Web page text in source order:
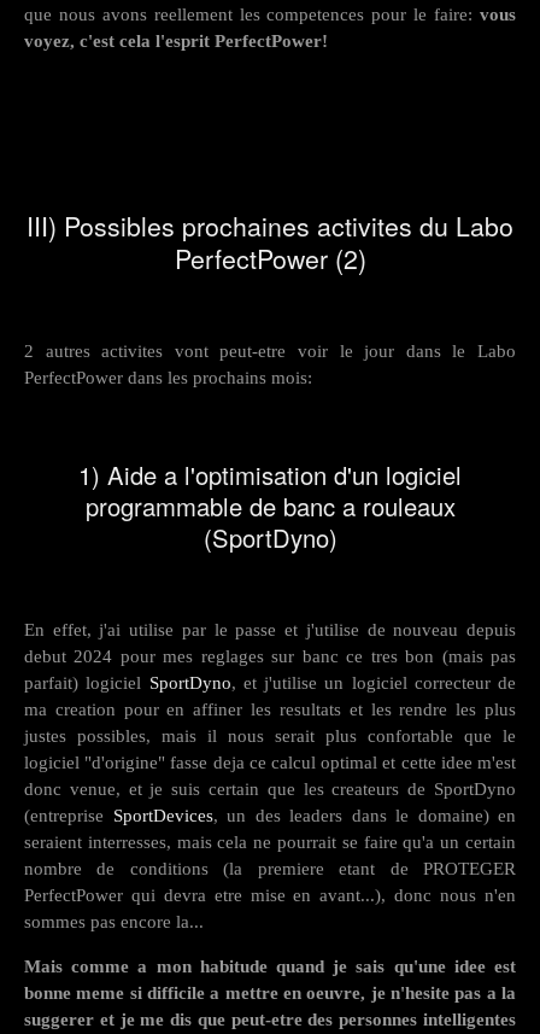
que nous avons reellement les competences pour le faire: vous
voyez, c'est cela l'esprit PerfectPower!
III) Possibles prochaines activites du Labo
PerfectPower (2)
2 autres activites vont peut-etre voir le jour dans le Labo
PerfectPower dans les prochains mois:
1) Aide a l'optimisation d'un logiciel
programmable de banc a rouleaux
(SportDyno)
En effet, j'ai utilise par le passe et j'utilise de nouveau depuis
debut 2024 pour mes reglages sur banc ce tres bon (mais pas
parfait) logiciel SportDyno, et j'utilise un logiciel correcteur de
ma creation pour en affiner les resultats et les rendre les plus
justes possibles, mais il nous serait plus confortable que le
logiciel "d'origine" fasse deja ce calcul optimal et cette idee m'est
donc venue, et je suis certain que les createurs de SportDyno
(entreprise SportDevices, un des leaders dans le domaine) en
seraient interresses, mais cela ne pourrait se faire qu'a un certain
nombre de conditions (la premiere etant de PROTEGER
PerfectPower qui devra etre mise en avant...), donc nous n'en
sommes pas encore la...
Mais comme a mon habitude quand je sais qu'une idee est
bonne meme si difficile a mettre en oeuvre, je n'hesite pas a la
suggerer et je me dis que peut-etre des personnes intelligentes